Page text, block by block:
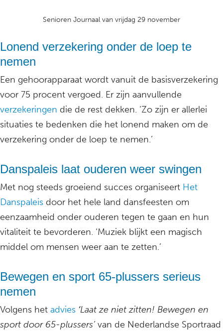
Senioren Journaal van vrijdag 29 november
Lonend verzekering onder de loep te
nemen
Een gehoorapparaat wordt vanuit de basisverzekering
voor 75 procent vergoed. Er zijn aanvullende
verzekeringen die de rest dekken. ‘Zo zijn er allerlei
situaties te bedenken die het lonend maken om de
verzekering onder de loep te nemen.’
Danspaleis laat ouderen weer swingen
Met nog steeds groeiend succes organiseert Het
Danspaleis door het hele land dansfeesten om
eenzaamheid onder ouderen tegen te gaan en hun
vitaliteit te bevorderen. ‘Muziek blijkt een magisch
middel om mensen weer aan te zetten.’
Bewegen en sport 65-plussers serieus
nemen
Volgens het advies ‘Laat ze niet zitten! Bewegen en
sport door 65-plussers’van de Nederlandse Sportraad